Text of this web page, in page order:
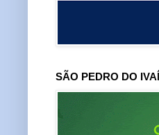
SÃO PEDRO DO IVAÍ